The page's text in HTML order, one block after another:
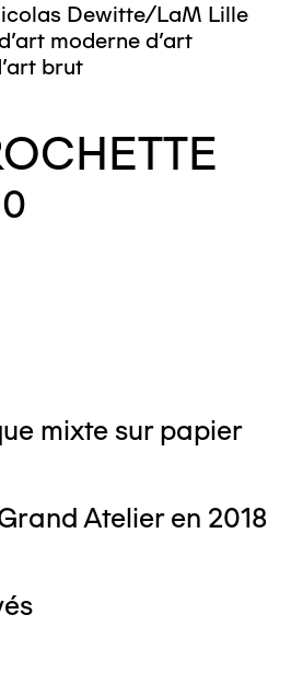
Dewitte/LaM Lille
moderne d’art
brut
mixte sur papier
Atelier en 2018